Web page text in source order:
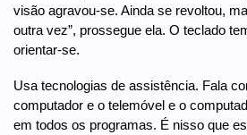
visão agravou-se. Ainda se revoltou,
outra vez”, prossegue ela. O teclado
orientar-se.
Usa tecnologias de assistência. Fala
computador e o telemóvel e o
em todos os programas. É nisso que